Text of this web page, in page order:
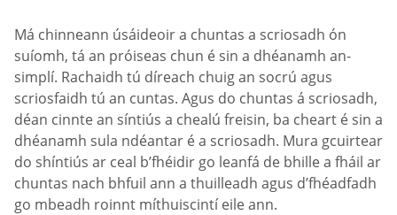
Má chinneann úsáideoir a chuntas a scriosadh ón
suíomh, tá an próiseas chun é sin a dhéanamh an-
simplí. Rachaidh tú díreach chuig an socrú agus
scriosfaidh tú an cuntas. Agus do chuntas á scriosadh,
déan cinnte an síntiús a chealú freisin, ba cheart é sin a
dhéanamh sula ndéantar é a scriosadh. Mura gcuirtear
do shíntiús ar ceal b’fhéidir go leanfá de bhille a fháil ar
chuntas nach bhfuil ann a thuilleadh agus d’fhéadfadh
go mbeadh roinnt míthuiscintí eile ann.